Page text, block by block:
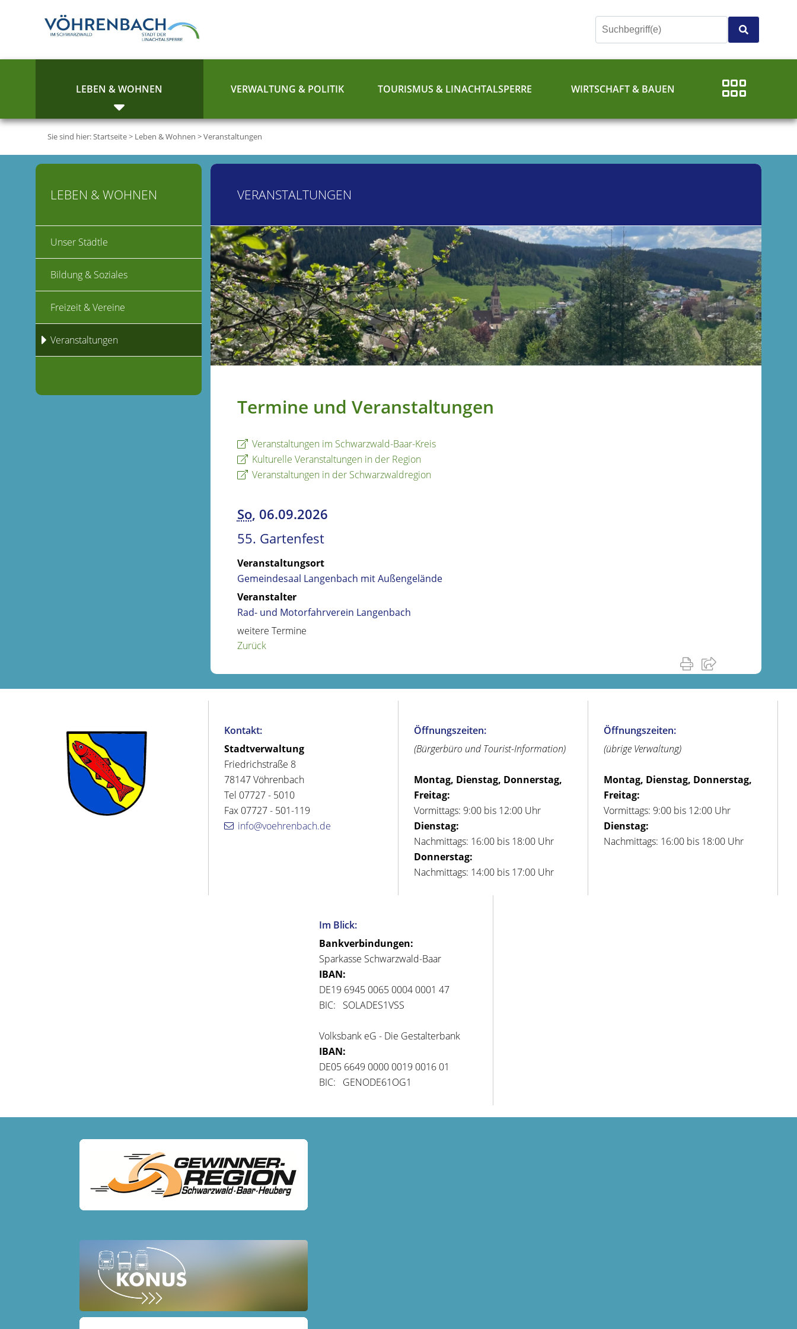
LEBEN & WOHNEN VERWALTUNG & POLITIK TOURISMUS & LINACHTALSPERRE WIRTSCHAFT & BAUEN
Sie sind hier:Startseite> Leben & Wohnen >Veranstaltungen
VERANSTALTUNGEN
Termine und Veranstaltungen
Veranstaltungen im Schwarzwald-Baar-Kreis
Kulturelle Veranstaltungen in der Region
Veranstaltungen in der Schwarzwaldregion
So, 06.09.2026
55. Gartenfest
Veranstaltungsort
Gemeindesaal Langenbach mit Außengelände
Veranstalter
Rad- und Motorfahrverein Langenbach
weitere Termine
Zurück
LEBEN & WOHNEN
Unser Städtle
Bildung & Soziales
Freizeit & Vereine
Veranstaltungen
Kontakt:
Stadtverwaltung
Friedrichstraße 8
78147 Vöhrenbach
Tel 07727 - 5010
Fax 07727 - 501-119
info@voehrenbach.de
Öffnungszeiten:
(Bürgerbüro und Tourist-Information)
Montag, Dienstag, Donnerstag,
Freitag:
Vormittags: 9:00 bis 12:00 Uhr
Dienstag:
Nachmittags: 16:00 bis 18:00 Uhr
Donnerstag:
Nachmittags: 14:00 bis 17:00 Uhr
Öffnungszeiten:
(übrige Verwaltung)
Montag, Dienstag, Donnerstag,
Freitag:
Vormittags: 9:00 bis 12:00 Uhr
Dienstag:
Nachmittags: 16:00 bis 18:00 Uhr
Im Blick:
Bankverbindungen:
Sparkasse Schwarzwald-Baar
IBAN:
DE19 6945 0065 0004 0001 47
BIC: SOLADES1VSS
Volksbank eG - Die Gestalterbank
IBAN:
DE05 6649 0000 0019 0016 01
BIC: GENODE61OG1